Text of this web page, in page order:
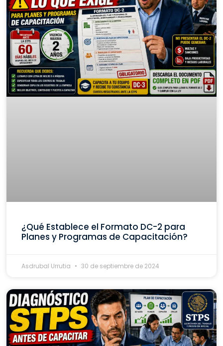
¿Qué Establece el Formato DC-2 para
Planes y Programas de Capacitación?
Asdrubal Urrutia 30 de septiembre de 2024